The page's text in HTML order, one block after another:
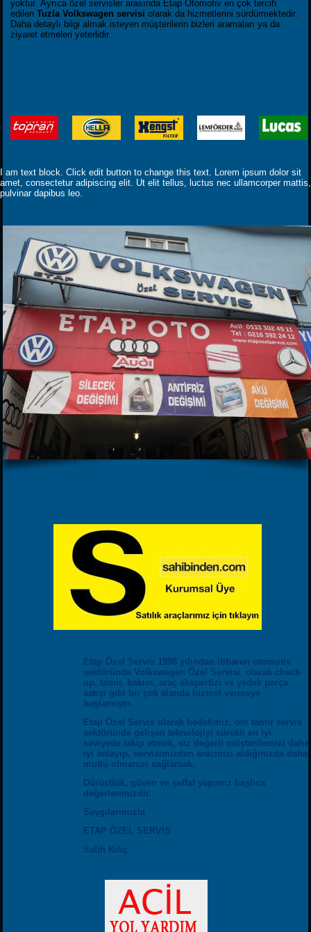
yoktur. Ayrıca özel servisler arasında Etap Otomotiv en çok tercih
edilen Tuzla Volkswagen servisi olarak da hizmetlerini sürdürmektedir.
Daha detaylı bilgi almak isteyen müşterilerin bizleri aramaları ya da
ziyaret etmeleri yeterlidir.
I am text block. Click edit button to change this text. Lorem ipsum dolor sit
amet, consectetur adipiscing elit. Ut elit tellus, luctus nec ullamcorper mattis,
pulvinar dapibus leo.
Etap Özel Servis 1998 yılından itibaren otomotiv
sektöründe Volkswagen Özel Servisi olarak check-
up, tamir, bakım, araç ekspertizi ve yedek parça
satışı gibi bir çok alanda hizmet vermeye
başlamıştır.
Etap Özel Servis olarak hedefimiz, oto tamir servis
sektöründe gelişen teknolojiyi sürekli en iyi
seviyede takip etmek, siz değerli müşterilemizi daha
iyi anlayıp, servisimizden aracınızı aldığınızda daha
mutlu olmanızı sağlamak.
Dürüstlük, güven ve şeffaf yapımız başlıca
değerlerimizdir.
Saygılarımızla
ETAP ÖZEL SERVİS
Salih Kılıç